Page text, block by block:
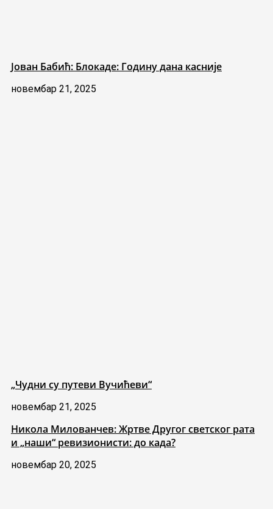
Јован Бабић: Блокаде: Годину дана касније
новембар 21, 2025
„Чудни су путеви Вучићеви“
новембар 21, 2025
Никола Милованчев: Жртве Другог светског рата
и „наши“ ревизионисти: до када?
новембар 20, 2025